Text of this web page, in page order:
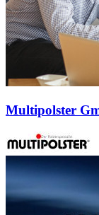
Multipolster